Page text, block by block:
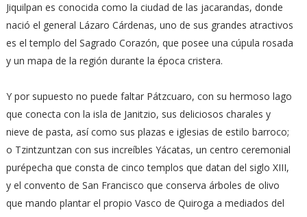
Jiquilpan es conocida como la ciudad de las jacarandas, donde
nació el general Lázaro Cárdenas, uno de sus grandes atractivos
es el templo del Sagrado Corazón, que posee una cúpula rosada
y un mapa de la región durante la época cristera.
Y por supuesto no puede faltar Pátzcuaro, con su hermoso lago
que conecta con la isla de Janitzio, sus deliciosos charales y
nieve de pasta, así como sus plazas e iglesias de estilo barroco;
o Tzintzuntzan con sus increíbles Yácatas, un centro ceremonial
purépecha que consta de cinco templos que datan del siglo XIII,
y el convento de San Francisco que conserva árboles de olivo
que mando plantar el propio Vasco de Quiroga a mediados del